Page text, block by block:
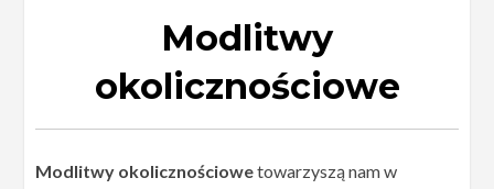
Modlitwy
okolicznościowe
Modlitwy okolicznościowetowarzyszą nam w